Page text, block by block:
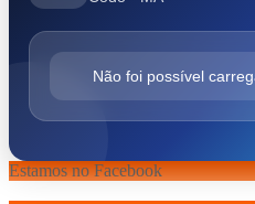
Não foi possível
Estamos no Facebook